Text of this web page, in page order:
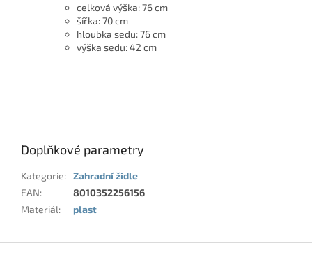
celková výška: 76 cm
šířka: 70 cm
hloubka sedu: 76 cm
výška sedu: 42 cm
Doplňkové parametry
Kategorie: Zahradní židle
EAN:
8010352256156
Materiál: plast